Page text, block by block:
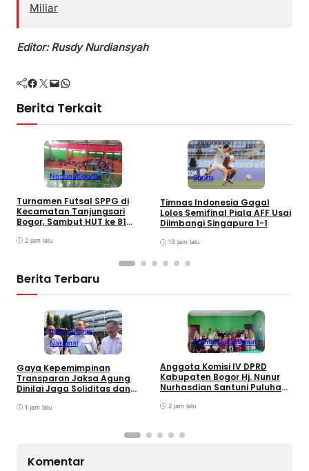
Miliar
Editor: Rusdy Nurdiansyah
Facebook Twitter Mail WhatsApp
Berita Terkait
NasionalSports
Turnamen Futsal SPPG di
Kecamatan Tanjungsari
Bogor, Sambut HUT ke 81
Indonesia
2 jam lalu
Sports
Timnas Indonesia Gagal
Lolos Semifinal Piala AFF Usai
Diimbangi Singapura 1-1
13 jam lalu
Berita Terbaru
Info Kampus
Nasional
Gaya Kepemimpinan
Transparan Jaksa Agung
Dinilai Jaga Soliditas dan
Adhyaksa
1 jam lalu
KomunitasNasional
Anggota Komisi IV DPRD
Kabupaten Bogor Hj. Nunur
Nurhasdian Santuni Puluhan
2 jam lalu
Komentar